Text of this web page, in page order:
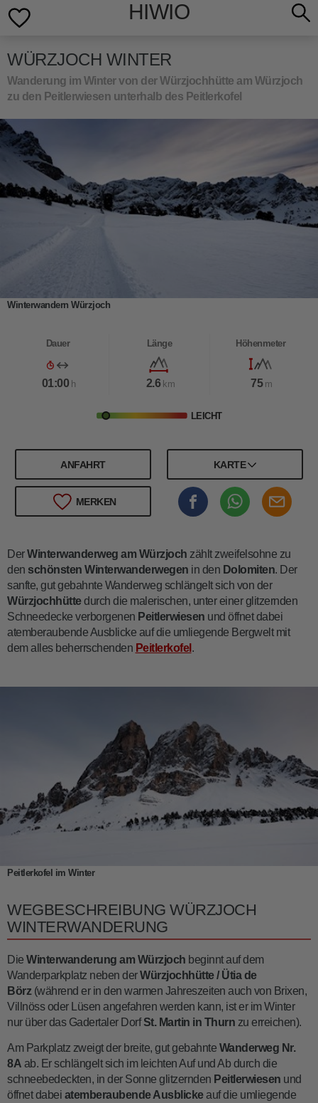
HIWIO
WÜRZJOCH WINTER
Wanderung im Winter von der Würzjochhütte am Würzjoch
zu den Peitlerwiesen unterhalb des Peitlerkofel
Winterwandern Würzjoch
Dauer
01:00 h
Länge
2.6 km
Höhenmeter
75 m
LEICHT
ANFAHRT KARTE
MERKEN
DerWinterwanderweg am Würzjoch zählt zweifelsohne zu
den schönsten Winterwanderwegen in den Dolomiten. Der
sanfte, gut gebahnte Wanderweg schlängelt sich von der
Würzjochhüttedurch die malerischen, unter einer glitzernden
Schneedecke verborgenen Peitlerwiesen und öffnet dabei
atemberaubende Ausblicke auf die umliegende Bergwelt mit
dem alles beherrschenden Peitlerkofel .
Peitlerkofel im Winter
WEGBESCHREIBUNG WÜRZJOCH
WINTERWANDERUNG
Die Winterwanderung am Würzjoch beginnt auf dem
Wanderparkplatz neben derWürzjochhütte / Ütia de
Börz (während er in den warmen Jahreszeiten auch von Brixen,
Villnöss oder Lüsen angefahren werden kann, ist er im Winter
nur über das Gadertaler DorfSt. Martin in Thurn zu erreichen).
Am Parkplatz zweigt der breite, gut gebahnte Wanderweg Nr.
8A ab. Er schlängelt sich im leichten Auf und Ab durch die
schneebedeckten, in der Sonne glitzernden Peitlerwiesen und
öffnet dabei atemberaubende Ausblickeauf die umliegende